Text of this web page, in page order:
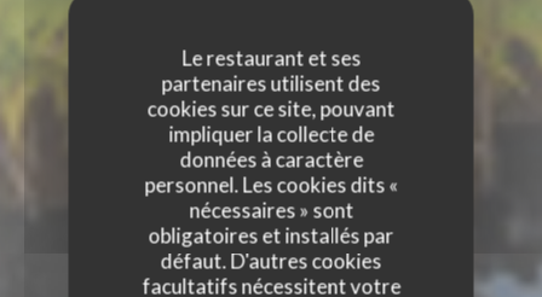
Le restaurant et ses
partenaires utilisent des
cookies sur ce site, pouvant
impliquer la collecte de
données à caractère
personnel. Les cookies dits «
nécessaires » sont
obligatoires et installés par
défaut. D'autres cookies
facultatifs nécessitent votre